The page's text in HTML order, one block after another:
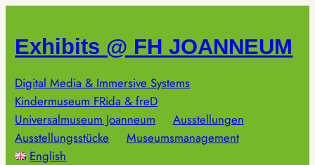
springen
Exhibits @ FH JOANNEUM
Digital Media & Immersive Systems
Kindermuseum FRida & freD
Universalmuseum Joanneum
Ausstellungen
Ausstellungsstücke
Museumsmanagement
English